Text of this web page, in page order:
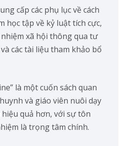
cấp các phụ lục về cách
học tập về kỷ luật tích cực,
xã hội thông qua tư
các tài liệu tham khảo bổ
là một cuốn sách quan
và giáo viên nuôi dạy
quả hơn, với sự tôn
là trọng tâm chính.